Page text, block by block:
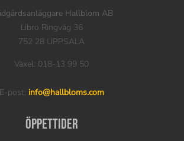
Hallblom AB
Libro Ringväg 36
752 28 UPPSALA
Växel: 018-13 99 50
E-post: info@hallbloms.com
Öppettider